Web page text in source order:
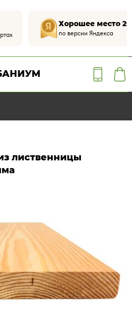
Хорошее место
по версии Яндекса
лиственницы